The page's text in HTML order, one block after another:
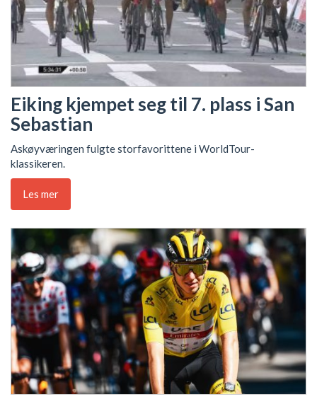
Eiking kjempet seg til 7. plass i San
Sebastian
Askøyværingen fulgte storfavorittene i WorldTour-
klassikeren.
Les mer